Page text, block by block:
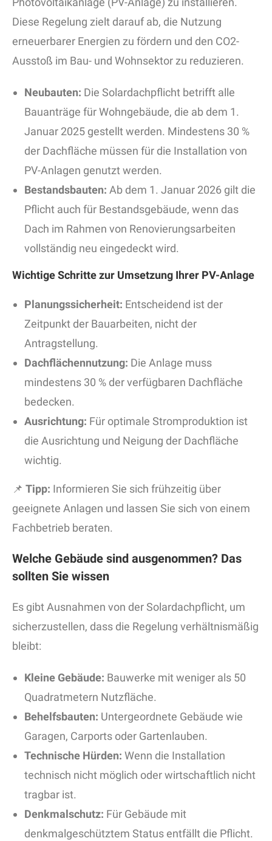
Diese Regelung zielt darauf ab, die Nutzung
erneuerbarer Energien zu fördern und den CO2-
Ausstoß im Bau- und Wohnsektor zu reduzieren.
Neubauten: Die Solardachpflicht betrifft alle
Bauanträge für Wohngebäude, die ab dem 1.
Januar 2025 gestellt werden. Mindestens 30 %
der Dachfläche müssen für die Installation von
PV-Anlagen genutzt werden.
Bestandsbauten: Ab dem 1. Januar 2026 gilt die
Pflicht auch für Bestandsgebäude, wenn das
Dach im Rahmen von Renovierungsarbeiten
vollständig neu eingedeckt wird.
Wichtige Schritte zur Umsetzung Ihrer PV-Anlage
Planungssicherheit: Entscheidend ist der
Zeitpunkt der Bauarbeiten, nicht der
Antragstellung.
Dachflächennutzung: Die Anlage muss
mindestens 30 % der verfügbaren Dachfläche
bedecken.
Ausrichtung: Für optimale Stromproduktion ist
die Ausrichtung und Neigung der Dachfläche
wichtig.
📌 Tipp: Informieren Sie sich frühzeitig über
geeignete Anlagen und lassen Sie sich von einem
Fachbetrieb beraten.
Welche Gebäude sind ausgenommen? Das
sollten Sie wissen
Es gibt Ausnahmen von der Solardachpflicht, um
sicherzustellen, dass die Regelung verhältnismäßig
bleibt:
Kleine Gebäude: Bauwerke mit weniger als 50
Quadratmetern Nutzfläche.
Behelfsbauten: Untergeordnete Gebäude wie
Garagen, Carports oder Gartenlauben.
Technische Hürden: Wenn die Installation
technisch nicht möglich oder wirtschaftlich nicht
tragbar ist.
Denkmalschutz: Für Gebäude mit
denkmalgeschütztem Status entfällt die Pflicht.